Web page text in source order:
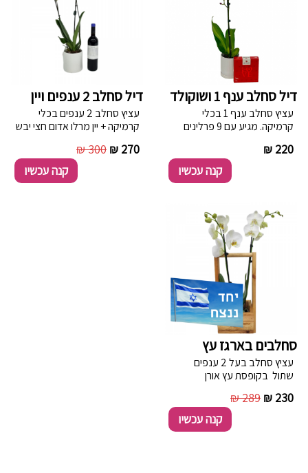
דיל סחלב ענף 1 ושוקולד
עציץ סחלב ענף 1 בכלי
קרמיקה. מגיע עם 9 פרלינים
חלבי, ללא גלוטן, 100 גרם.
220 ₪
קנה עכשיו
דיל סחלב 2 ענפים ויין
עציץ סחלב 2 ענפים בכלי
קרמיקה + יין מרלו אדום חצי יבש
יקב מוני אשר נבצרו במומחיות
ובאהבה בעת לילה, הותססו
במיכלי נירוסטה והתיישנו
270 ₪
300 ₪
קנה עכשיו
סחלבים בארגז עץ
עציץ סחלב בעל 2 ענפים
שתול בקופסת עץ אורן
הארץ.
230 ₪
289 ₪
קנה עכשיו